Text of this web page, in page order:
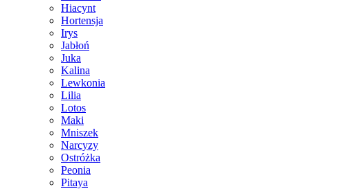
Hiacynt
Hortensja
Irys
Jabłoń
Juka
Kalina
Lewkonia
Lilia
Lotos
Maki
Mniszek
Narcyzy
Ostróżka
Peonia
Pitaya